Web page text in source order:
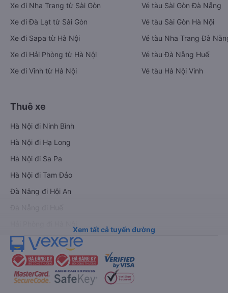
Xe đi Nha Trang từ Sài Gòn
Xe đi Đà Lạt từ Sài Gòn
Xe đi Sapa từ Hà Nội
Xe đi Hải Phòng từ Hà Nội
Xe đi Vinh từ Hà Nội
Vé tàu Sài Gòn Đà Nẵng
Vé tàu Sài Gòn Hà Nội
Vé tàu Nha Trang Đà
Vé tàu Đà Nẵng Huế
Vé tàu Hà Nội Vinh
Thuê xe
Hà Nội đi Ninh Bình
Hà Nội đi Hạ Long
Hà Nội đi Sa Pa
Hà Nội đi Tam Đảo
Đà Nẵng đi Hội An
Xem tất cả tuyến đường